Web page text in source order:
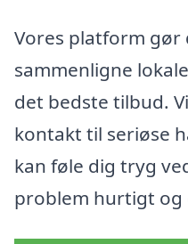
Vores platform
sammenligne
det bedste tilbud.
kontakt til seriøse
kan føle dig tryg
problem hurtigt og